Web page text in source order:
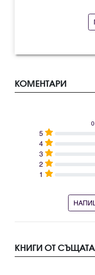
КОМЕНТАРИ
5
4
3
2
1
КНИГИ ОТ СЪЩАТА